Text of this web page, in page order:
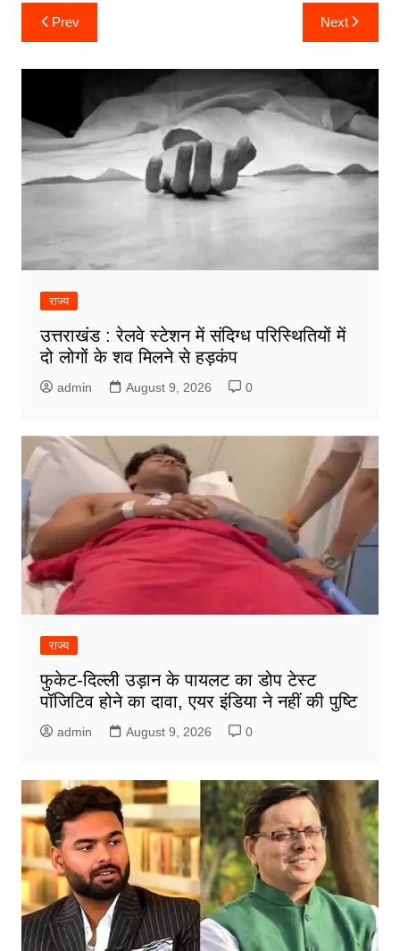
Post
navigation
Prev Next
राज्य
उत्तराखंड : रेलवे स्टेशन में संदिग्ध परिस्थितियों में
दो लोगों के शव मिलने से हड़कंप
admin August 9, 2026 0
राज्य
फुकेट-दिल्ली उड़ान के पायलट का डोप टेस्ट
पॉजिटिव होने का दावा, एयर इंडिया ने नहीं की पुष्टि
admin August 9, 2026 0